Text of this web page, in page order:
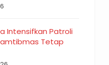
Intensifkan Patroli
Tetap